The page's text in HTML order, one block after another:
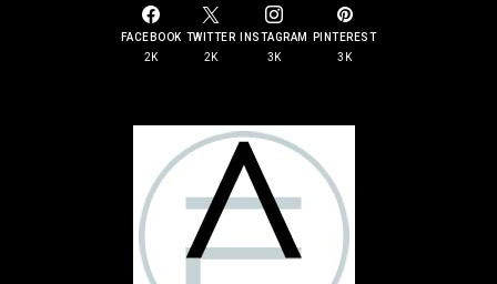
FACEBOOK
2K
TWITTER
2K
INSTAGRAM
3K
PINTEREST
3K